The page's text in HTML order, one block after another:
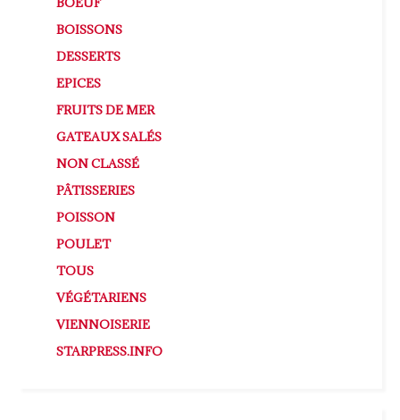
BOISSONS
DESSERTS
EPICES
FRUITS DE MER
GATEAUX SALÉS
NON CLASSÉ
PÂTISSERIES
POISSON
POULET
TOUS
VÉGÉTARIENS
VIENNOISERIE
STARPRESS.INFO